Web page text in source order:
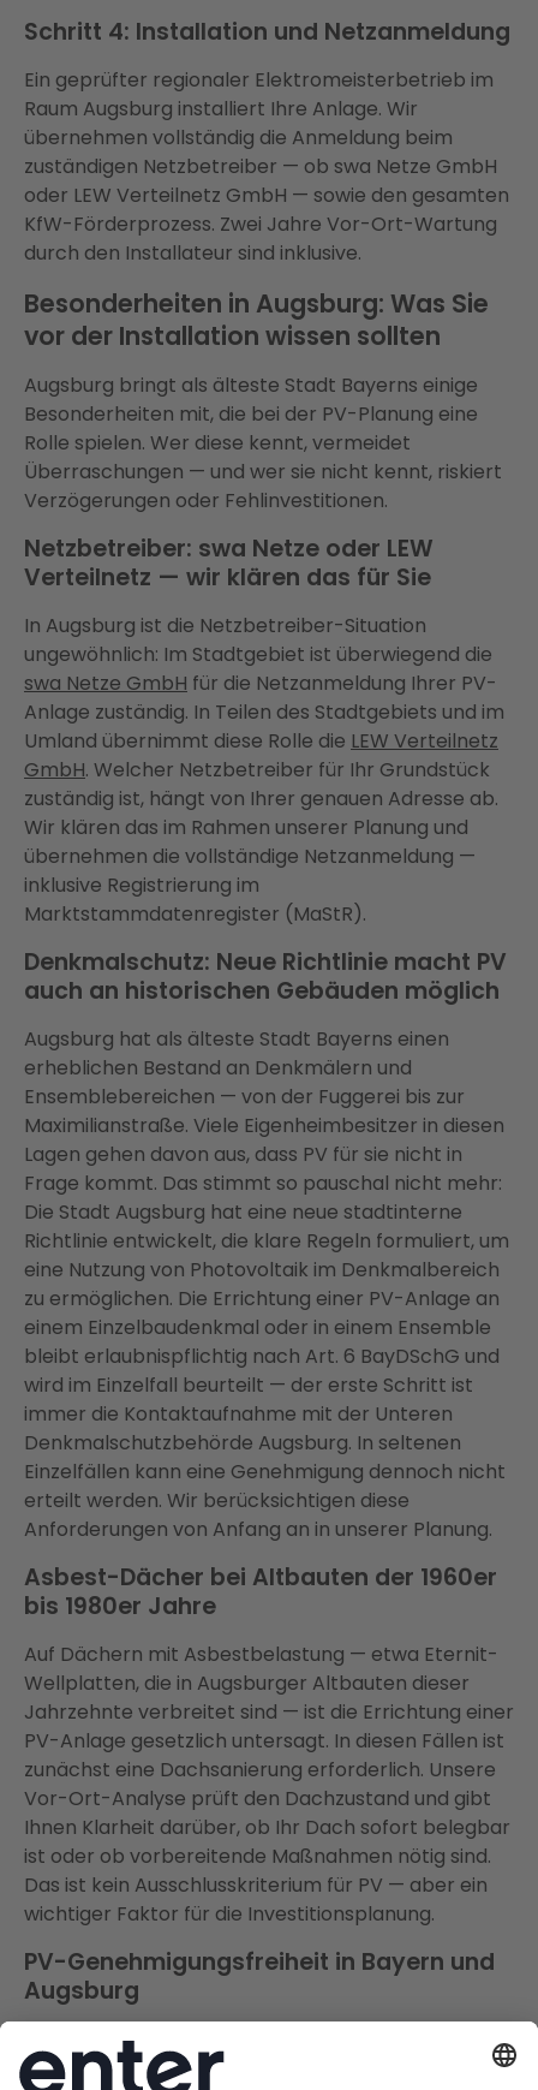
Schritt 4: Installation und Netzanmeldung
Ein geprüfter regionaler Elektromeisterbetrieb im
Raum Augsburg installiert Ihre Anlage. Wir
übernehmen vollständig die Anmeldung beim
zuständigen Netzbetreiber — ob swa Netze GmbH
oder LEW Verteilnetz GmbH — sowie den gesamten
KfW-Förderprozess. Zwei Jahre Vor-Ort-Wartung
durch den Installateur sind inklusive.
Besonderheiten in Augsburg: Was Sie
vor der Installation wissen sollten
Augsburg bringt als älteste Stadt Bayerns einige
Besonderheiten mit, die bei der PV-Planung eine
Rolle spielen. Wer diese kennt, vermeidet
Überraschungen — und wer sie nicht kennt, riskiert
Verzögerungen oder Fehlinvestitionen.
Netzbetreiber: swa Netze oder LEW
Verteilnetz — wir klären das für Sie
In Augsburg ist die Netzbetreiber-Situation
ungewöhnlich: Im Stadtgebiet ist überwiegend die
swa Netze GmbH für die Netzanmeldung Ihrer PV-
Anlage zuständig. In Teilen des Stadtgebiets und im
Umland übernimmt diese Rolle die LEW Verteilnetz
GmbH. Welcher Netzbetreiber für Ihr Grundstück
zuständig ist, hängt von Ihrer genauen Adresse ab.
Wir klären das im Rahmen unserer Planung und
übernehmen die vollständige Netzanmeldung —
inklusive Registrierung im
Marktstammdatenregister (MaStR).
Denkmalschutz: Neue Richtlinie macht PV
auch an historischen Gebäuden möglich
Augsburg hat als älteste Stadt Bayerns einen
erheblichen Bestand an Denkmälern und
Ensemblebereichen — von der Fuggerei bis zur
Maximilianstraße. Viele Eigenheimbesitzer in diesen
Lagen gehen davon aus, dass PV für sie nicht in
Frage kommt. Das stimmt so pauschal nicht mehr:
Die Stadt Augsburg hat eine neue stadtinterne
Richtlinie entwickelt, die klare Regeln formuliert, um
eine Nutzung von Photovoltaik im Denkmalbereich
zu ermöglichen. Die Errichtung einer PV-Anlage an
einem Einzelbaudenkmal oder in einem Ensemble
bleibt erlaubnispflichtig nach Art. 6 BayDSchG und
wird im Einzelfall beurteilt — der erste Schritt ist
immer die Kontaktaufnahme mit der Unteren
Denkmalschutzbehörde Augsburg. In seltenen
Einzelfällen kann eine Genehmigung dennoch nicht
erteilt werden. Wir berücksichtigen diese
Anforderungen von Anfang an in unserer Planung.
Asbest-Dächer bei Altbauten der 1960er
bis 1980er Jahre
Auf Dächern mit Asbestbelastung — etwa Eternit-
Wellplatten, die in Augsburger Altbauten dieser
Jahrzehnte verbreitet sind — ist die Errichtung einer
PV-Anlage gesetzlich untersagt. In diesen Fällen ist
zunächst eine Dachsanierung erforderlich. Unsere
Vor-Ort-Analyse prüft den Dachzustand und gibt
Ihnen Klarheit darüber, ob Ihr Dach sofort belegbar
ist oder ob vorbereitende Maßnahmen nötig sind.
Das ist kein Ausschlusskriterium für PV — aber ein
wichtiger Faktor für die Investitionsplanung.
PV-Genehmigungsfreiheit in Bayern und
Augsburg
Für Eigenheimbesitzer außerhalb von
Denkmalschutzbereichen gilt: PV-Anlagen auf